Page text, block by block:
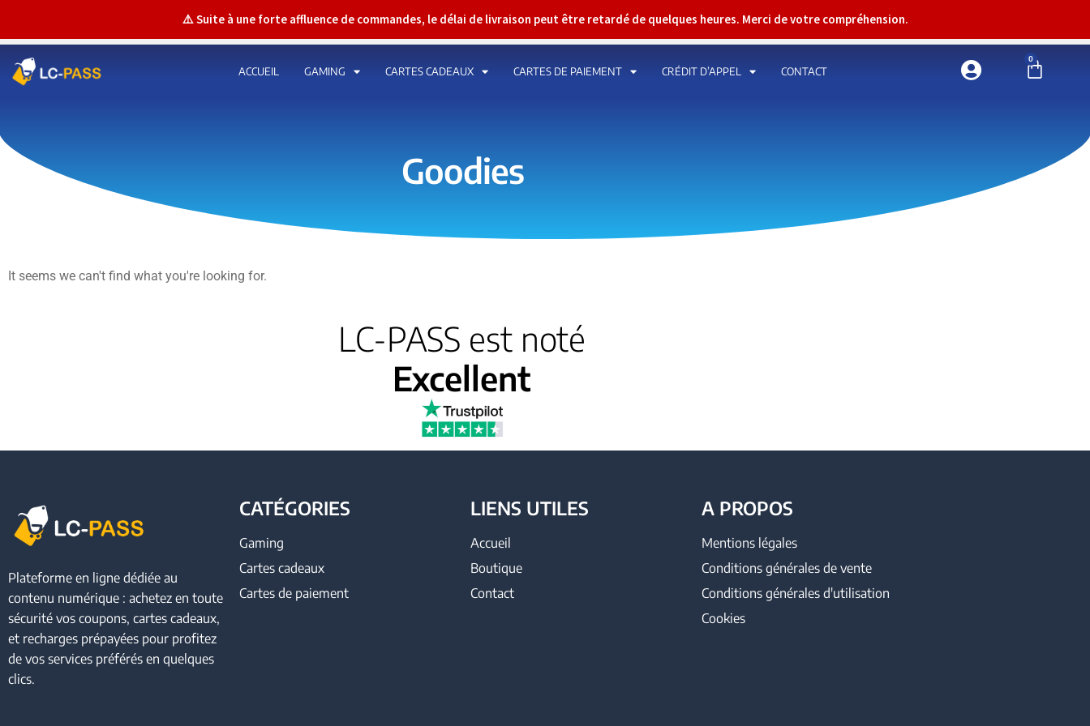
⚠️ Suite à une forte affluence de commandes, le délai de livraison peut être retardé de quelques heures. Merci de votre compréhension.
ACCUEIL GAMING CARTES CADEAUX CARTES DE PAIEMENT CRÉDIT D’APPEL CONTACT
0
Goodies
It seems we can't find what you're looking for.
LC-PASS est noté
Excellent
Plateforme en ligne dédiée au
contenu numérique : achetez en toute
sécurité vos coupons, cartes cadeaux,
et recharges prépayées pour profitez
de vos services préférés en quelques
clics.
CATÉGORIES
Gaming
Cartes cadeaux
Cartes de paiement
LIENS UTILES
Accueil
Boutique
Contact
A PROPOS
Mentions légales
Conditions générales de vente
Conditions générales d'utilisation
Cookies